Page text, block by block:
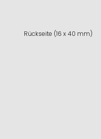
Rückseite (16 x 40 mm)